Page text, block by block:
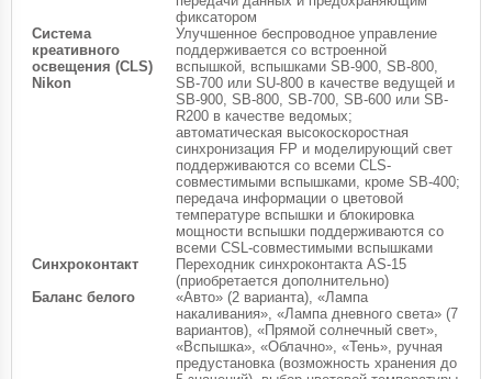
фиксатором
Система
креативного
освещения (CLS)
Nikon
Улучшенное беспроводное управление
поддерживается со встроенной
вспышкой, вспышками SB-900, SB-800,
SB-700 или SU-800 в качестве ведущей и
SB-900, SB-800, SB-700, SB-600 или SB-
R200 в качестве ведомых;
автоматическая высокоскоростная
синхронизация FP и моделирующий свет
поддерживаются со всеми CLS-
совместимыми вспышками, кроме SB-400;
передача информации о цветовой
температуре вспышки и блокировка
мощности вспышки поддерживаются со
всеми CSL-совместимыми вспышками
Синхроконтакт
Переходник синхроконтакта AS-15
(приобретается дополнительно)
Баланс белого
«Авто» (2 варианта), «Лампа
накаливания», «Лампа дневного света» (7
вариантов), «Прямой солнечный свет»,
«Вспышка», «Облачно», «Тень», ручная
предустановка (возможность хранения до